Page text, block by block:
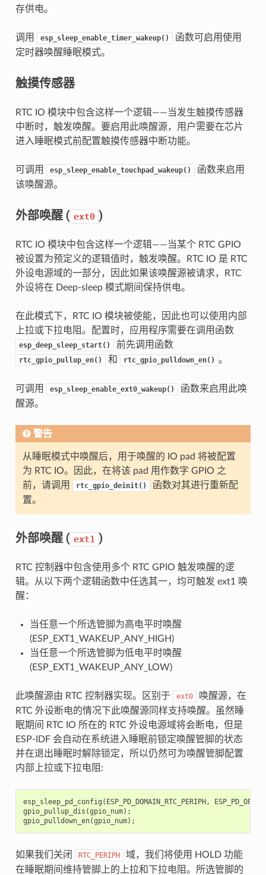
存供电。
调用 esp_sleep_enable_timer_wakeup()
函数可启用使用
定时器唤醒睡眠模式。
触摸传感器
RTC IO 模块中包含这样一个逻辑——当发生触摸传感器
中断时，触发唤醒。要启用此唤醒源，用户需要在芯片
进入睡眠模式前配置触摸传感器中断功能。
可调用 esp_sleep_enable_touchpad_wakeup()
函数来启用
该唤醒源。
外部唤醒 ( ext0 )
RTC IO 模块中包含这样一个逻辑——当某个 RTC GPIO
被设置为预定义的逻辑值时，触发唤醒。RTC IO 是 RTC
外设电源域的一部分，因此如果该唤醒源被请求，RTC
外设将在 Deep-sleep 模式期间保持供电。
在此模式下，RTC IO 模块被使能，因此也可以使用内部
上拉或下拉电阻。配置时，应用程序需要在调用函数
esp_deep_sleep_start() 前先调用函数
rtc_gpio_pullup_en() 和 rtc_gpio_pulldown_en() 。
可调用 esp_sleep_enable_ext0_wakeup()
函数来启用此唤
醒源。
警告
从睡眠模式中唤醒后，用于唤醒的 IO pad 将被配置
为 RTC IO。因此，在将该 pad 用作数字 GPIO 之
前，请调用
rtc_gpio_deinit()
函数对其进行重新配
置。
外部唤醒 ( ext1 )
RTC 控制器中包含使用多个 RTC GPIO 触发唤醒的逻
辑。从以下两个逻辑函数中任选其一，均可触发 ext1 唤
醒：
当任意一个所选管脚为高电平时唤醒
(ESP_EXT1_WAKEUP_ANY_HIGH)
当任意一个所选管脚为低电平时唤醒
(ESP_EXT1_WAKEUP_ANY_LOW)
此唤醒源由 RTC 控制器实现。区别于 ext0
唤醒源，在
RTC 外设断电的情况下此唤醒源同样支持唤醒。虽然睡
眠期间 RTC IO 所在的 RTC 外设电源域将会断电，但是
ESP-IDF 会自动在系统进入睡眠前锁定唤醒管脚的状态
并在退出睡眠时解除锁定，所以仍然可为唤醒管脚配置
内部上拉或下拉电阻:
esp_sleep_pd_config ( ESP_PD_DOMAIN_RTC_PERIPH,
gpio_pullup_dis (gpio_num);
gpio_pulldown_en(gpio_num);
如果我们关闭 RTC_PERIPH
域，我们将使用 HOLD 功能
在睡眠期间维持管脚上的上拉和下拉电阻。所选管脚的